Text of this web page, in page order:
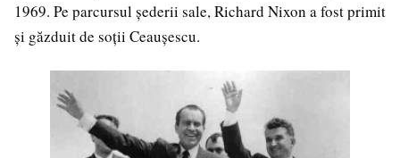
1969. Pe parcursul șederii sale, Richard Nixon a fost primit
și găzduit de soții Ceaușescu.